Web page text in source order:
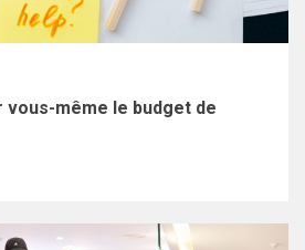
vous-même le budget de